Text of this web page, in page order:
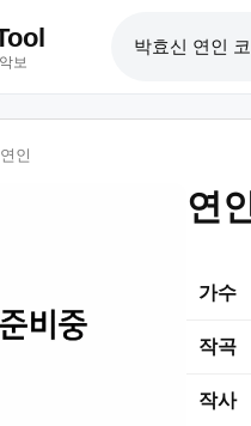
보
연인
연
가수
작곡
작사